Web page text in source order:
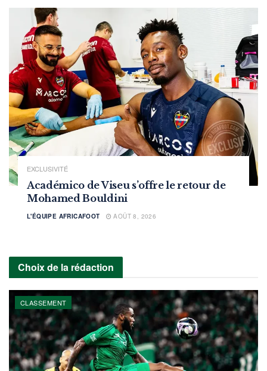
EXCLUSIVITÉ
Académico de Viseu s’offre le retour de
Mohamed Bouldini
L'ÉQUIPE AFRICAFOOT AOÛT 8, 2026
Choix de la rédaction
CLASSEMENT